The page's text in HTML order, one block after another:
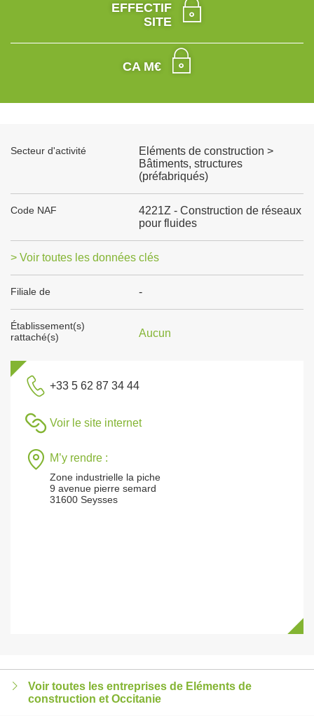
EFFECTIF
SITE
CA M€
Secteur d'activité
Eléments de construction >
Bâtiments, structures
(préfabriqués)
Code NAF
4221Z - Construction de réseaux
pour fluides
> Voir toutes les données clés
Filiale de -
Établissement(s)
rattaché(s)
Aucun
+33 5 62 87 34 44
Voir le site internet
M’y rendre :
Zone industrielle la piche
9 avenue pierre semard
31600 Seysses
Voir toutes les entreprises de Eléments de
construction et Occitanie